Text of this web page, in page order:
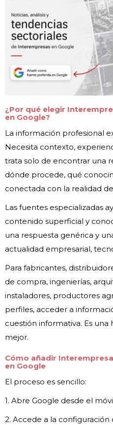
¿Por qué elegir
en Google?
La información profesional
Necesita contexto,
trata solo de encontrar una
dónde procede, qué
conectada con la realidad
Las fuentes especializadas
contenido superficial y
una respuesta genérica y
actualidad empresarial,
Para fabricantes,
de compra, ingenierías,
instaladores, productores
perfiles, acceder a
cuestión informativa. Es
mejor.
Cómo añadir
en Google
El proceso es sencillo:
1. Abre Google desde el
2. Accede a la